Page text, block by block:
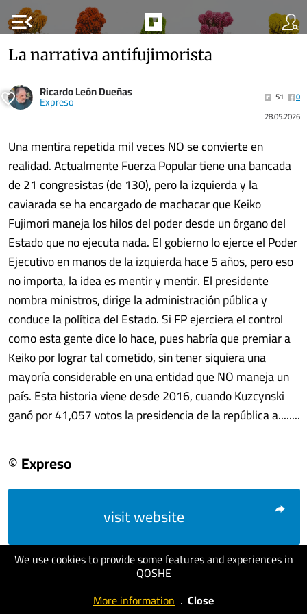
menu_open
We use cookies to provide some features and experiences in
QOSHE
More information . Close
La narrativa antifujimorista
Ricardo León Dueñas
Expreso 51
0
28.05.2026
Una mentira repetida mil veces NO se convierte en
realidad. Actualmente Fuerza Popular tiene una bancada
de 21 congresistas (de 130), pero la izquierda y la
caviarada se ha encargado de machacar que Keiko
Fujimori maneja los hilos del poder desde un órgano del
Estado que no ejecuta nada. El gobierno lo ejerce el Poder
Ejecutivo en manos de la izquierda hace 5 años, pero eso
no importa, la idea es mentir y mentir. El presidente
nombra ministros, dirige la administración pública y
conduce la política del Estado. Si FP ejerciera el control
como esta gente dice lo hace, pues habría que premiar a
Keiko por lograr tal cometido, sin tener siquiera una
mayoría considerable en una entidad que NO maneja un
país. Esta historia viene desde 2016, cuando Kuzcynski
ganó por 41,057 votos la presidencia de la república a........
© Expreso
visit website